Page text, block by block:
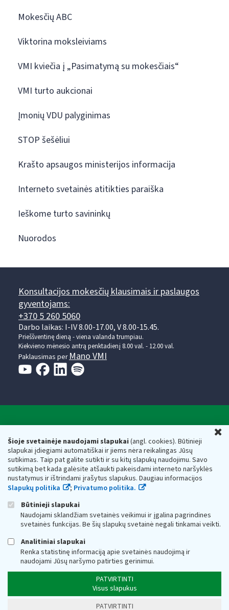
Šioje svetainėje naudojami slapukai(angl. cookies). Būtinieji
slapukai įdiegiami automatiškai ir jiems nėra reikalingas Jūsų
sutikimas. Taip pat galite sutikti ir su kitų slapukų naudojimu. Savo
sutikimą bet kada galėsite atšaukti pakeisdami interneto naršyklės
nustatymus ir ištrindami įrašytus slapukus. Daugiau informacijos
Slapukų politika
; Privatumo politika.
Būtinieji slapukai
Naudojami sklandžiam svetainės veikimui ir įgalina pagrindines
svetainės funkcijas. Be šių slapukų svetainė negali tinkamai veikti.
Analitiniai slapukai
Renka statistinę informaciją apie svetainės naudojimą ir
naudojami Jūsų naršymo patirties gerinimui.
PATVIRTINTI
Visus slapukus
PATVIRTINTI
Mokesčių ABC
Viktorina moksleiviams
VMI kviečia į „Pasimatymą su mokesčiais“
VMI turto aukcionai
Įmonių VDU palyginimas
STOP šešėliui
Krašto apsaugos ministerijos informacija
Interneto svetainės atitikties paraiška
Ieškome turto savininkų
Nuorodos
Konsultacijos mokesčių klausimais ir paslaugos
gyventojams:
+370 5 260 5060
Darbo laikas: I-IV 8.00-17.00, V 8.00-15.45.
Prieššventinę dieną - viena valanda trumpiau.
Kiekvieno mėnesio antrą penktadienį 8.00 val. - 12.00 val.
Paklausimas per Mano VMI
Respublikos finansų ministerijos
Biudžetinė įstaiga. Juridinio asmens kodas — 188659752,
adresas: Vasario 16-osios g. 14, 01107 Vilnius, Lietuva, el.paštas:
vmi@vmi.lt, E. pristatymo dėžutės adresas 188659752
Duomenys apie Valstybinę mokesčių inspekciją prie Lietuvos
Respublikos finansų ministerijos kaupiami ir saugomi Juridinių